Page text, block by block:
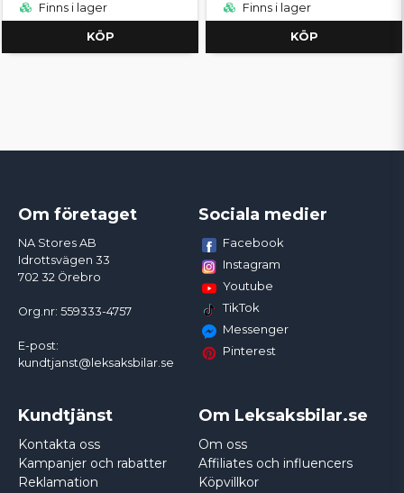
Finns i lager
KÖP
Finns i lager
KÖP
Om företaget
NA Stores AB
Idrottsvägen 33
702 32 Örebro
Org.nr: 559333-4757
E-post:
kundtjanst@leksaksbilar.se
Sociala medier
Facebook
Instagram
Youtube
TikTok
Messenger
Pinterest
Kundtjänst
Kontakta oss
Kampanjer och rabatter
Reklamation
Om Leksaksbilar.se
Om oss
Affiliates och influencers
Köpvillkor